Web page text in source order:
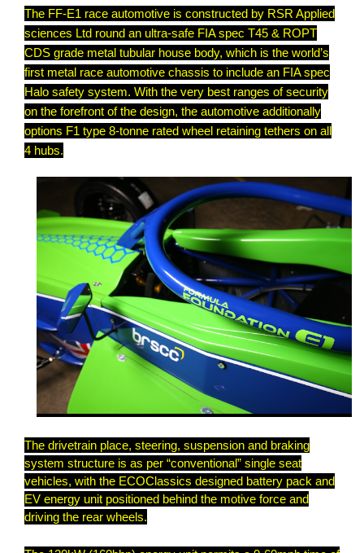
The FF-E1 race automotive is constructed by RSR Applied
sciences Ltd round an ultra-safe FIA spec T45 & ROPT
CDS grade metal tubular house body, which is the world’s
first metal race automotive chassis to include an FIA spec
Halo safety system. With the very best ranges of security
on the forefront of the design, the automotive additionally
options F1 type 8-tonne rated wheel retaining tethers on all
4 hubs.
The drivetrain place, steering, suspension and braking
system structure is as per “conventional” single seat
vehicles, with the ECOClassics designed battery pack and
EV energy unit positioned behind the motive force and
driving the rear wheels.